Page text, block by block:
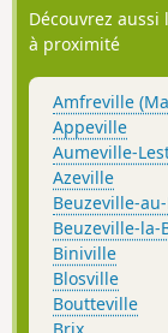
Découvrez
à proximité
Amfreville
Appeville
Aumeville-
Azeville
Beuzeville-
Beuzeville-la-
Biniville
Blosville
Boutteville